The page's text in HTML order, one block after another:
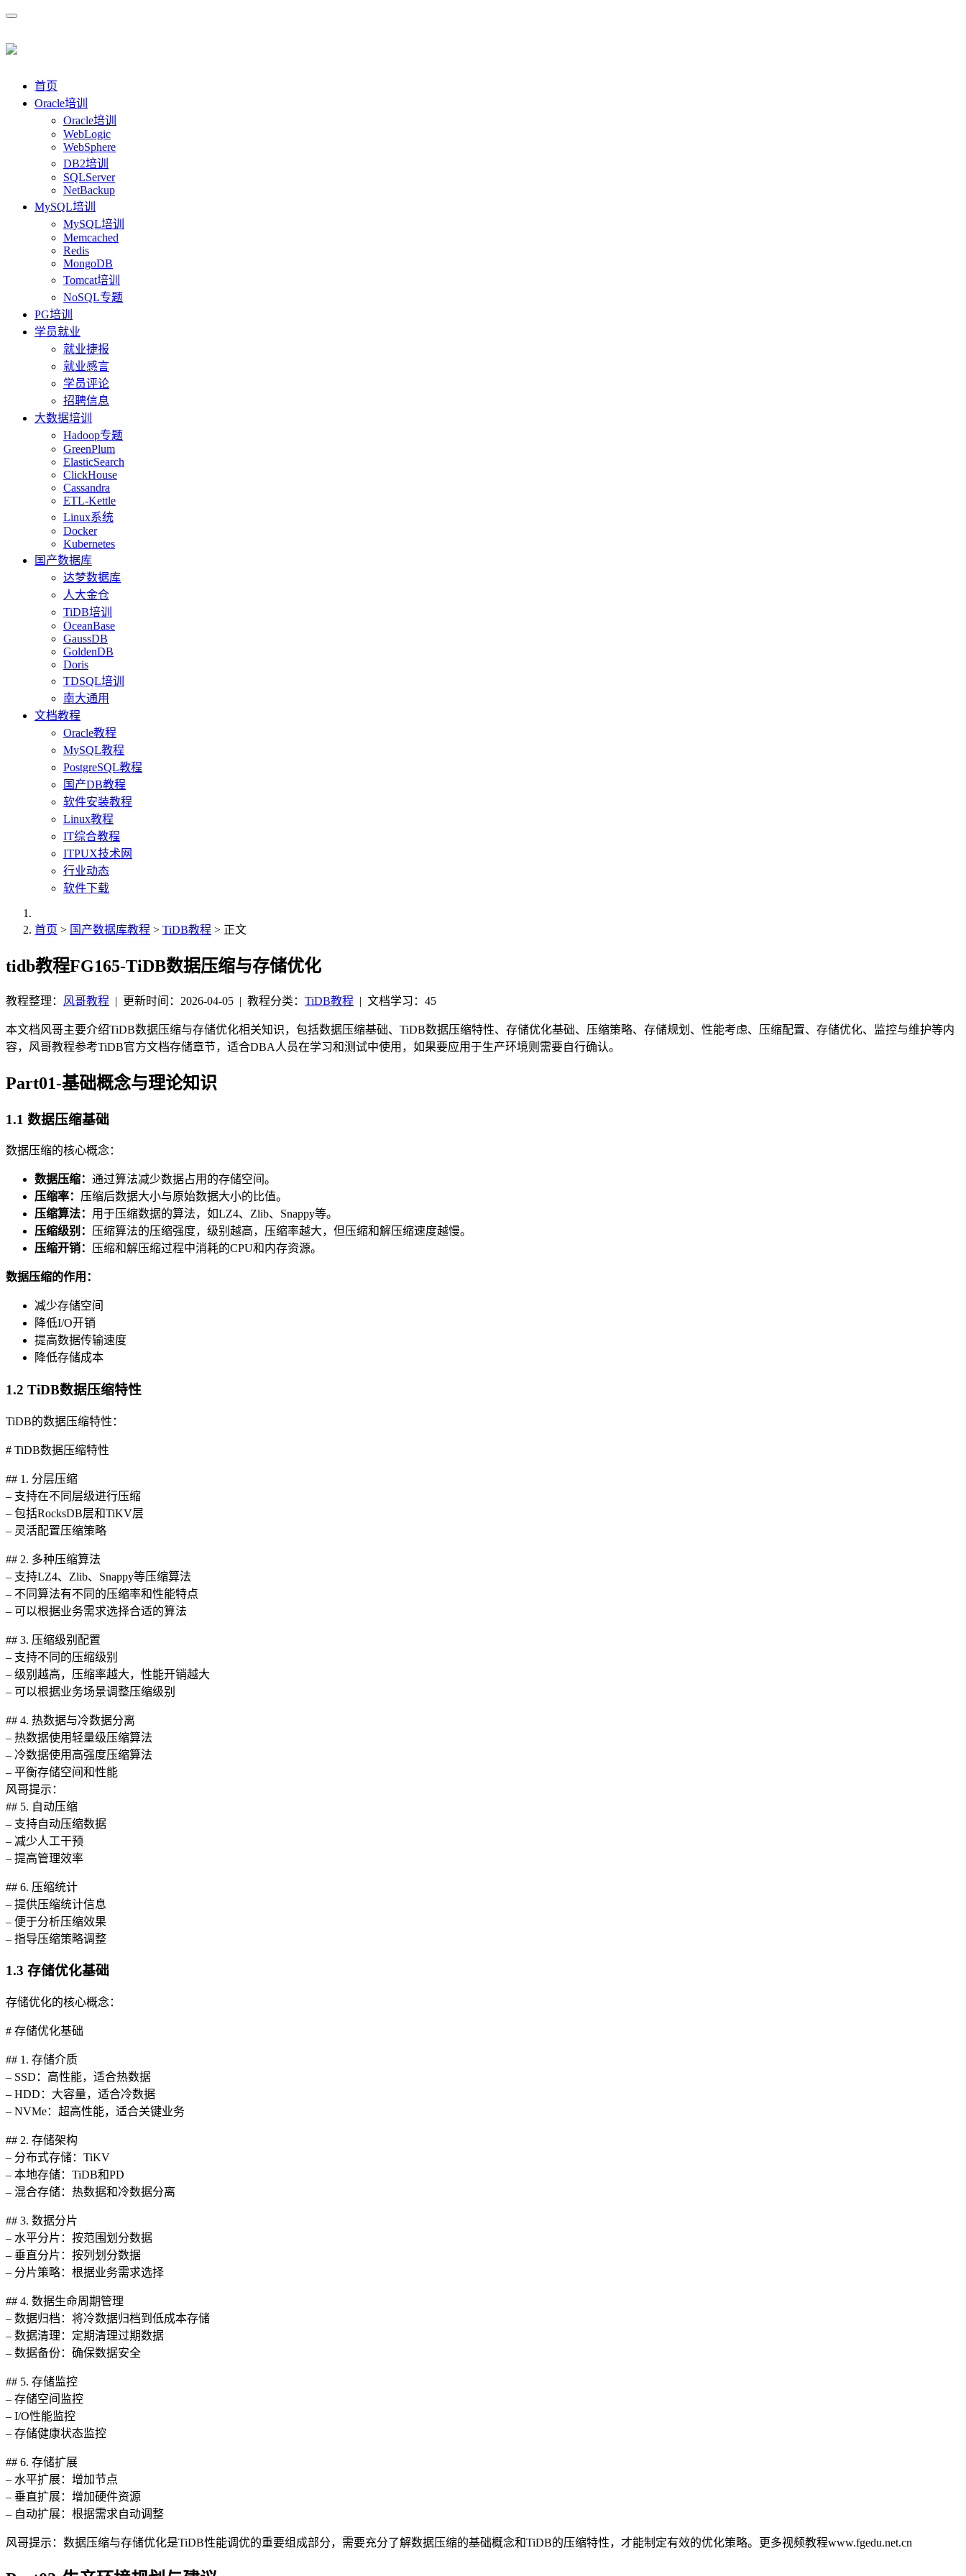
首页
Oracle培训
Oracle培训
WebLogic
WebSphere
DB2培训
SQLServer
NetBackup
MySQL培训
MySQL培训
Memcached
Redis
MongoDB
Tomcat培训
NoSQL专题
PG培训
学员就业
就业捷报
就业感言
学员评论
招聘信息
大数据培训
Hadoop专题
GreenPlum
ElasticSearch
ClickHouse
Cassandra
ETL-Kettle
Linux系统
Docker
Kubernetes
国产数据库
达梦数据库
人大金仓
TiDB培训
OceanBase
GaussDB
GoldenDB
Doris
TDSQL培训
南大通用
文档教程
Oracle教程
MySQL教程
PostgreSQL教程
国产DB教程
软件安装教程
Linux教程
IT综合教程
ITPUX技术网
行业动态
软件下载
首页 > 国产数据库教程 > TiDB教程 > 正文
tidb教程FG165-TiDB数据压缩与存储优化
教程整理： 风哥教程 | 更新时间：2026-04-05 | 教程分类： TiDB教程 | 文档学习：45
本文档风哥主要介绍TiDB数据压缩与存储优化相关知识，包括数据压缩基础、TiDB数据压缩特性、存储优化基础、压缩策略、存储规划、性能考虑、压缩配置、存储优化、监控与维护等内
容，风哥教程参考TiDB官方文档存储章节，适合DBA人员在学习和测试中使用，如果要应用于生产环境则需要自行确认。
Part01-基础概念与理论知识
1.1 数据压缩基础
数据压缩的核心概念：
数据压缩： 通过算法减少数据占用的存储空间。
压缩率： 压缩后数据大小与原始数据大小的比值。
压缩算法： 用于压缩数据的算法，如LZ4、Zlib、Snappy等。
压缩级别： 压缩算法的压缩强度，级别越高，压缩率越大，但压缩和解压缩速度越慢。
压缩开销： 压缩和解压缩过程中消耗的CPU和内存资源。
数据压缩的作用：
减少存储空间
降低I/O开销
提高数据传输速度
降低存储成本
1.2 TiDB数据压缩特性
TiDB的数据压缩特性：
# TiDB数据压缩特性
## 1. 分层压缩
– 支持在不同层级进行压缩
– 包括RocksDB层和TiKV层
– 灵活配置压缩策略
## 2. 多种压缩算法
– 支持LZ4、Zlib、Snappy等压缩算法
– 不同算法有不同的压缩率和性能特点
– 可以根据业务需求选择合适的算法
## 3. 压缩级别配置
– 支持不同的压缩级别
– 级别越高，压缩率越大，性能开销越大
– 可以根据业务场景调整压缩级别
## 4. 热数据与冷数据分离
– 热数据使用轻量级压缩算法
– 冷数据使用高强度压缩算法
– 平衡存储空间和性能
风哥提示：
## 5. 自动压缩
– 支持自动压缩数据
– 减少人工干预
– 提高管理效率
## 6. 压缩统计
– 提供压缩统计信息
– 便于分析压缩效果
– 指导压缩策略调整
1.3 存储优化基础
存储优化的核心概念：
# 存储优化基础
## 1. 存储介质
– SSD：高性能，适合热数据
– HDD：大容量，适合冷数据
– NVMe：超高性能，适合关键业务
## 2. 存储架构
– 分布式存储：TiKV
– 本地存储：TiDB和PD
– 混合存储：热数据和冷数据分离
## 3. 数据分片
– 水平分片：按范围划分数据
– 垂直分片：按列划分数据
– 分片策略：根据业务需求选择
## 4. 数据生命周期管理
– 数据归档：将冷数据归档到低成本存储
– 数据清理：定期清理过期数据
– 数据备份：确保数据安全
## 5. 存储监控
– 存储空间监控
– I/O性能监控
– 存储健康状态监控
## 6. 存储扩展
– 水平扩展：增加节点
– 垂直扩展：增加硬件资源
– 自动扩展：根据需求自动调整
风哥提示：数据压缩与存储优化是TiDB性能调优的重要组成部分，需要充分了解数据压缩的基础概念和TiDB的压缩特性，才能制定有效的优化策略。更多视频教程www.fgedu.net.cn